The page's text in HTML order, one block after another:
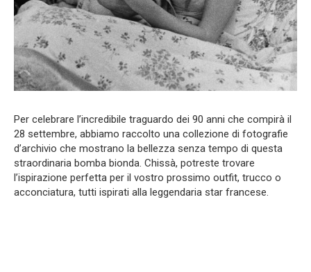
Per celebrare l’incredibile traguardo dei 90 anni che compirà il
28 settembre, abbiamo raccolto una collezione di fotografie
d’archivio che mostrano la bellezza senza tempo di questa
straordinaria bomba bionda. Chissà, potreste trovare
l’ispirazione perfetta per il vostro prossimo outfit, trucco o
acconciatura, tutti ispirati alla leggendaria star francese.